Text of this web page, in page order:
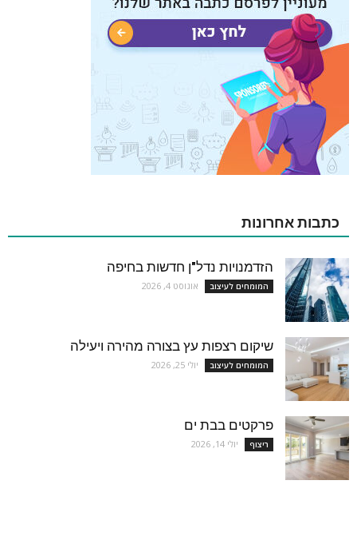
כתבות אחרונות
הזדמנויות נדל"ן חדשות בחיפה
המומחים לעיצוב אוגוסט 4, 2026
שיקום רצפות עץ בצורה מהירה ויעילה
המומחים לעיצוב יולי 25, 2026
פרקטים בבת ים
ריצוף יולי 14, 2026